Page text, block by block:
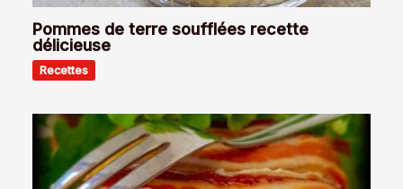
Pommes de terre soufflées recette
délicieuse
Recettes